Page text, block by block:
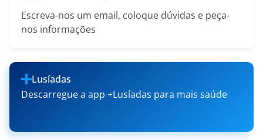
Escreva-nos um email, coloque dúvidas e peça-
nos informações
Lusíadas
Descarregue a app +Lusíadas para mais saúde